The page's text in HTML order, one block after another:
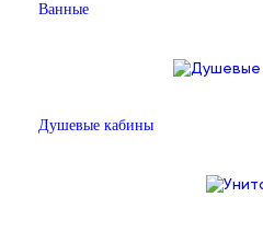
Ванные
Душевые кабины